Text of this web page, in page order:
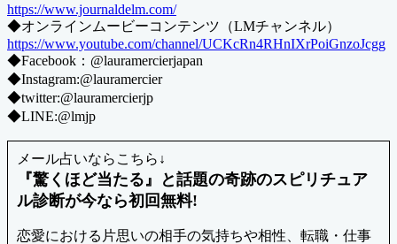
https://www.journaldelm.com/
◆オンラインムービーコンテンツ（LMチャンネル）
https://www.youtube.com/channel/UCKcRn4RHnIXrPoiGnzoJcgg
◆Facebook：@lauramercierjapan
◆Instagram:@lauramercier
◆twitter:@lauramercierjp
◆LINE:@lmjp
メール占いならこちら↓
『驚くほど当たる』と話題の奇跡のスピリチュア
ル診断が今なら初回無料!
恋愛における片思いの相手の気持ちや相性、転職・仕事